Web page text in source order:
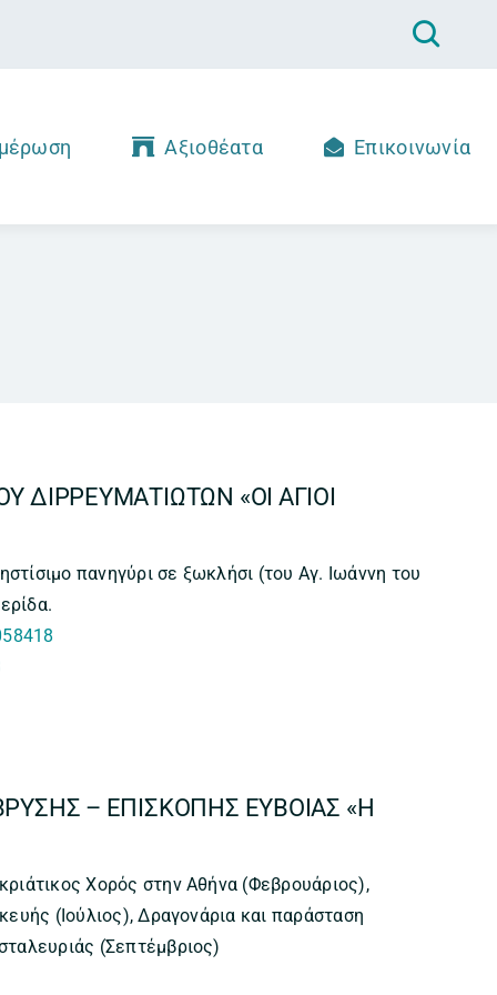
Αξιοθέατα Επικοινωνία
ΔΙΡΡΕΥΜΑΤΙΩΤΩΝ «ΟΙ ΑΓΙΟΙ
πανηγύρι σε ξωκλήσι (του Αγ. Ιωάννη του
– ΕΠΙΣΚΟΠΗΣ ΕΥΒΟΙΑΣ «Η
Χορός στην Αθήνα (Φεβρουάριος),
(Ιούλιος), Δραγονάρια και παράσταση
(Σεπτέμβριος)